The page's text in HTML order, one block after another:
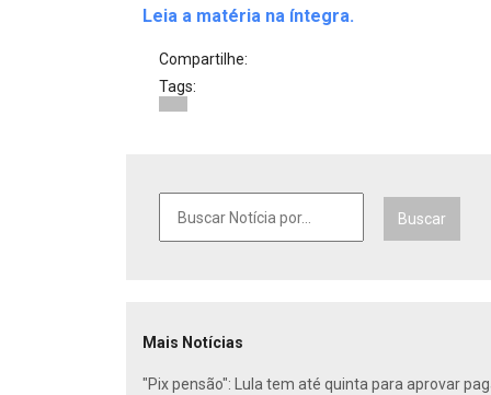
IBDFAM Educacional
Leia a matéria na íntegra.
Compartilhe:
Tags:
Buscar
Mais Notícias
"Pix pensão": Lula tem até quinta para aprovar